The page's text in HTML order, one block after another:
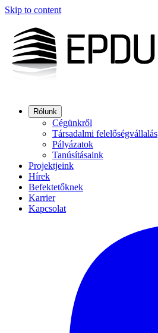
Skip to content
Rólunk
Cégünkről
Társadalmi felelőségvállalás
Pályázatok
Tanúsításaink
Projektjeink
Hírek
Befektetőknek
Karrier
Kapcsolat